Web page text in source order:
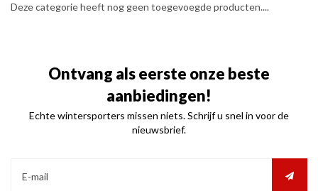
Deze categorie heeft nog geen toegevoegde producten....
Ontvang als eerste onze beste
aanbiedingen!
Echte wintersporters missen niets. Schrijf u snel in voor de
nieuwsbrief.